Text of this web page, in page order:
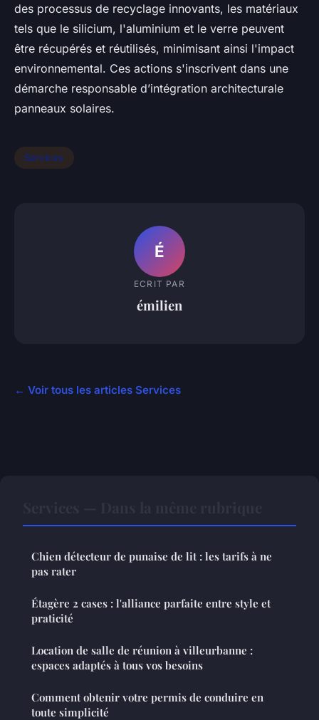
des processus de recyclage innovants, les matériaux
tels que le silicium, l'aluminium et le verre peuvent
être récupérés et réutilisés, minimisant ainsi l'impact
environnemental. Ces actions s'inscrivent dans une
démarche responsable d’intégration architecturale
panneaux solaires.
Services
É
ECRIT PAR
émilien
← Voir tous les articles Services
Chien détecteur de punaise de lit : les tarifs à ne
pas rater
Étagère 2 cases : l'alliance parfaite entre style et
praticité
Location de salle de réunion à villeurbanne :
espaces adaptés à tous vos besoins
Comment obtenir votre permis de conduire en
toute simplicité